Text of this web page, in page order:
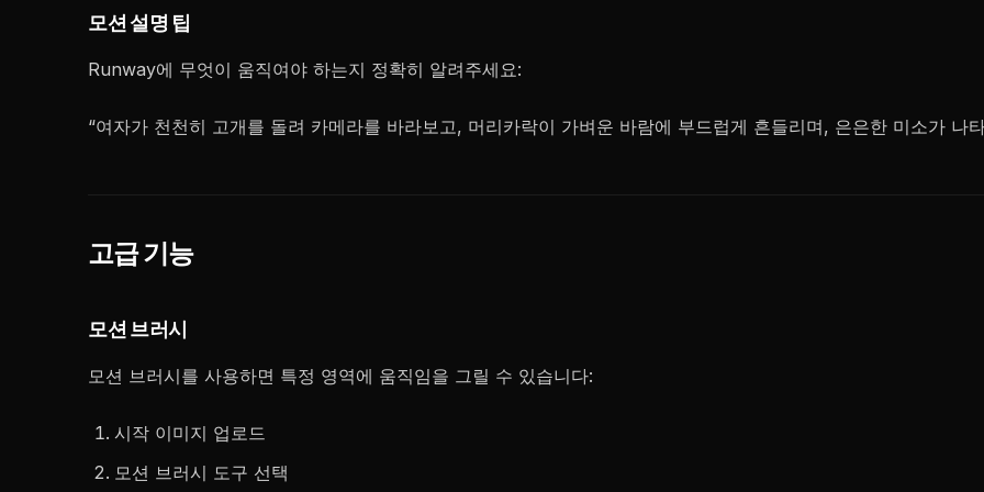
모션 설명 팁
Runway에 무엇이 움직여야 하는지 정확히 알려주세요:
“여자가 천천히 고개를 돌려 카메라를 바라보고, 머리카락이 가벼운 바람에 부드럽게 흔들리며, 은은한 미소가 나
고급 기능
모션 브러시
모션 브러시를 사용하면 특정 영역에 움직임을 그릴 수 있습니다:
시작 이미지 업로드
모션 브러시 도구 선택